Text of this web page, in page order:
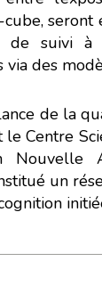
!
de suivi
des
de la
Centre
un